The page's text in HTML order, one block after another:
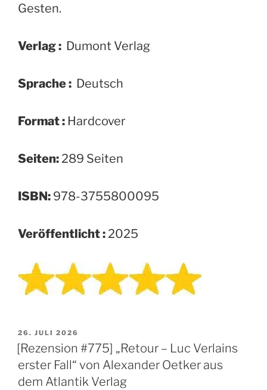
Gesten.
Verlag : ‎ Dumont Verlag
Sprache : ‎ Deutsch
Format : ‎Hardcover
Seiten: 289 Seiten
ISBN: 978-3755800095
Veröffentlicht : 2025
VERÖFFENTLICHT
AM
26. JULI 2026
[Rezension #775] „Retour – Luc Verlains
erster Fall“ von Alexander Oetker aus
dem Atlantik Verlag